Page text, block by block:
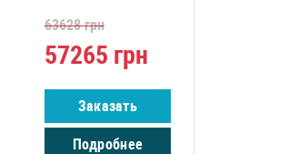
63628грн
57265 грн
Заказать
Подробнее